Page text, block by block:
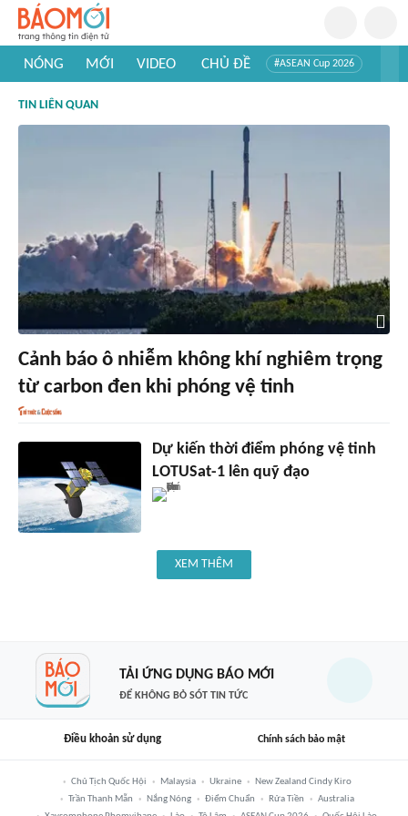
NÓNG MỚI VIDEO CHỦ ĐỀ #ASEAN Cup 2026
#Khám phá thế giới
TIN LIÊN QUAN
Cảnh báo ô nhiễm không khí nghiêm trọng
từ carbon đen khi phóng vệ tinh
Dự kiến thời điểm phóng vệ tinh
LOTUSat-1 lên quỹ đạo
XEM THÊM
TẢI ỨNG DỤNG BÁO MỚI
ĐỂ KHÔNG BỎ SÓT TIN TỨC
Điều khoản sử dụng Chính sách bảo mật
Chủ Tịch Quốc Hội Malaysia Ukraine
New Zealand Cindy Kiro
Trần Thanh Mẫn
Nắng Nóng Điểm Chuẩn Rửa Tiền
Australia